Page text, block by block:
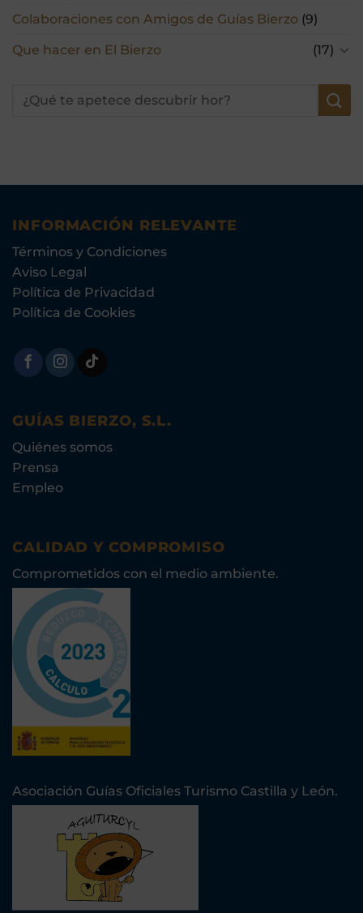
Colaboraciones con Amigos de Guías Bierzo (9)
Que hacer en El Bierzo
(17)
INFORMACIÓN RELEVANTE
Términos y Condiciones
Aviso Legal
Política de Privacidad
Política de Cookies
GUÍAS BIERZO, S.L.
Quiénes somos
Prensa
Empleo
CALIDAD Y COMPROMISO
Comprometidos con el medio ambiente.
Asociación Guías Oficiales Turismo Castilla y León.